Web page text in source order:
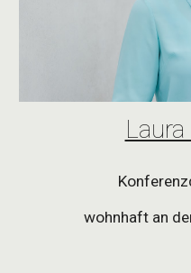
wohnhaft an